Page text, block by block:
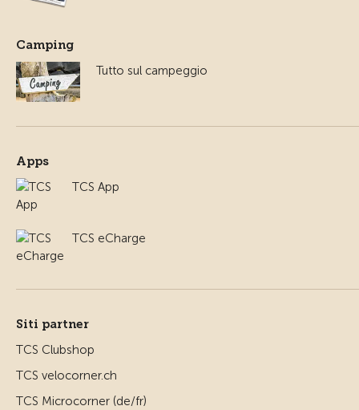
Camping
Tutto sul campeggio
Apps
TCS App
TCS eCharge
Siti partner
TCS Clubshop
TCS velocorner.ch
TCS Microcorner (de/fr)